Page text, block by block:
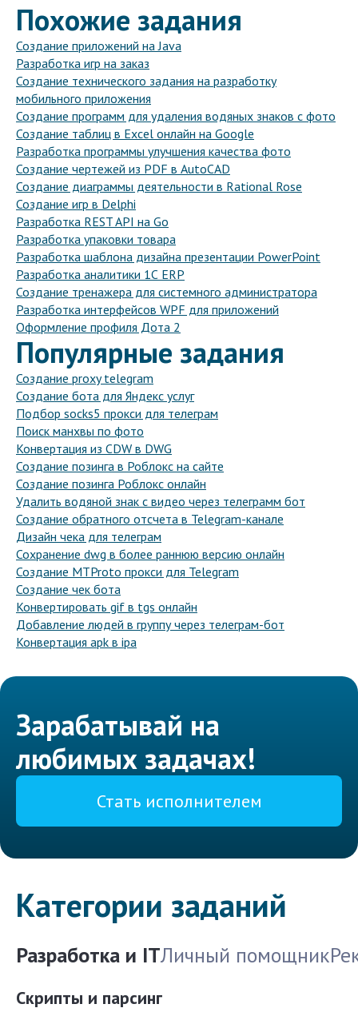
Похожие задания
Создание приложений на Java
Разработка игр на заказ
Создание технического задания на разработку
мобильного приложения
Создание программ для удаления водяных знаков с фото
Создание таблиц в Excel онлайн на Google
Разработка программы улучшения качества фото
Создание чертежей из PDF в AutoCAD
Создание диаграммы деятельности в Rational Rose
Создание игр в Delphi
Разработка REST API на Go
Разработка упаковки товара
Разработка шаблона дизайна презентации PowerPoint
Разработка аналитики 1С ERP
Создание тренажера для системного администратора
Разработка интерфейсов WPF для приложений
Оформление профиля Дота 2
Популярные задания
Создание proxy telegram
Создание бота для Яндекс услуг
Подбор socks5 прокси для телеграм
Поиск манхвы по фото
Конвертация из CDW в DWG
Создание позинга в Роблокс на сайте
Создание позинга Роблокс онлайн
Удалить водяной знак с видео через телеграмм бот
Создание обратного отсчета в Telegram-канале
Дизайн чека для телеграм
Сохранение dwg в более раннюю версию онлайн
Создание MTProto прокси для Telegram
Создание чек бота
Конвертировать gif в tgs онлайн
Добавление людей в группу через телеграм-бот
Конвертация apk в ipa
Зарабатывай на
любимых задачах!
Стать исполнителем
Категории заданий
Разработка и ITЛичный помощник
Скрипты и парсинг